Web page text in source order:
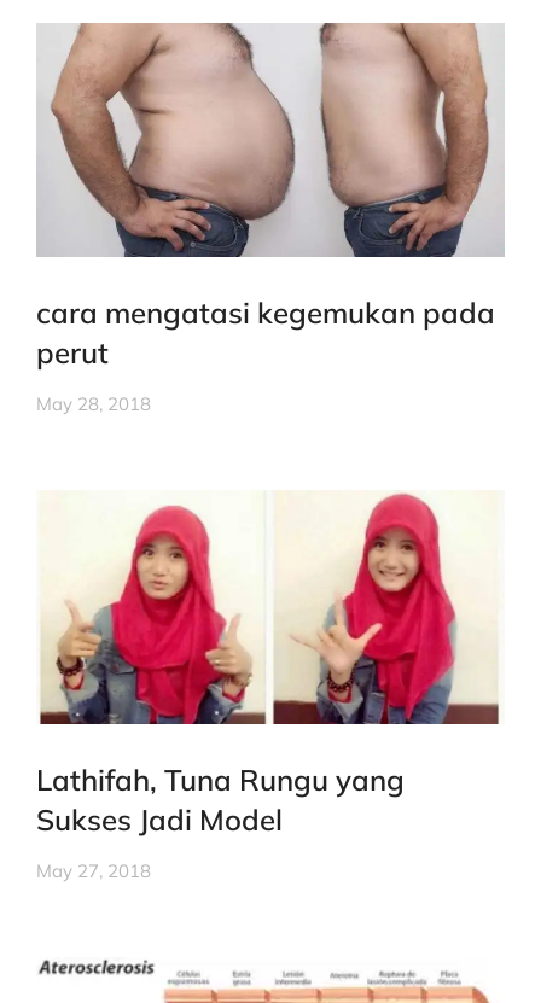
cara mengatasi kegemukan pada
perut
May 28, 2018
Lathifah, Tuna Rungu yang
Sukses Jadi Model
May 27, 2018